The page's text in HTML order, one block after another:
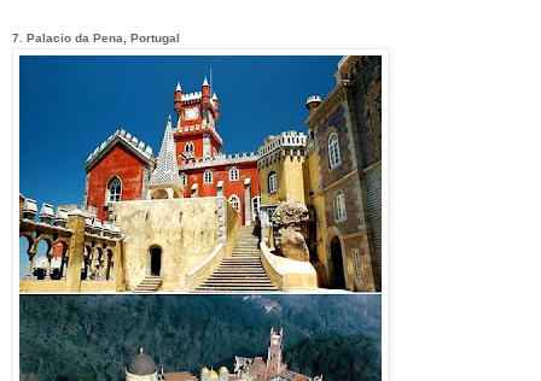
7. Palacio da Pena, Portugal